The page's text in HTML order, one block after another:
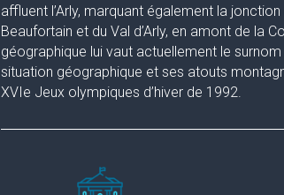
affluent l’Arly, marquant également la
Beaufortain et du Val d’Arly, en amont de la
géographique lui vaut actuellement le
situation géographique et ses atouts
XVIe Jeux olympiques d’hiver de 1992.